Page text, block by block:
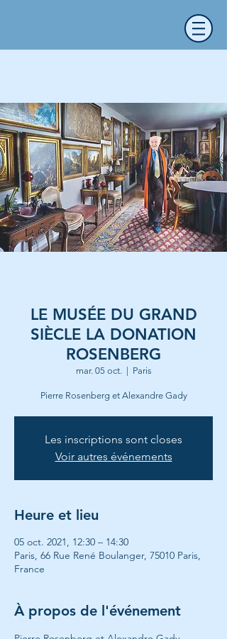
LE MUSÉE DU GRAND
SIÈCLE LA DONATION
ROSENBERG
mar. 05 oct.
  |
Paris
Pierre Rosenberg et Alexandre Gady
Les inscriptions sont closes
Voir autres événements
Heure et lieu
05 oct. 2021, 12:30 – 14:30
Paris, 66 Rue René Boulanger, 75010 Paris,
France
À propos de l'événement